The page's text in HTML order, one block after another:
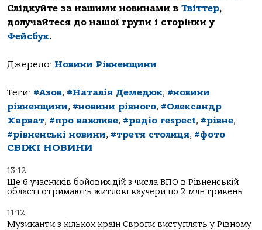
Слідкуйте за нашими новинами в Твіттер,
долучайтеся до нашої групи і сторінки у
Фейсбук.
Джерело: Новини Рівненщини
Теги: #Азов, #Наталія Демедюк, #новини
рівненщини, #новини рівного, #Олександр
Харват, #про важливе, #радіо respect, #рівне,
#рівненські новини, #третя столиця, #фото
СВІЖІ НОВИНИ
13:12
Ще 6 учасників бойових дій з числа ВПО в Рівненській
області отримають житлові ваучери по 2 млн гривень
11:12
Музиканти з кількох країн Європи виступлять у Рівному